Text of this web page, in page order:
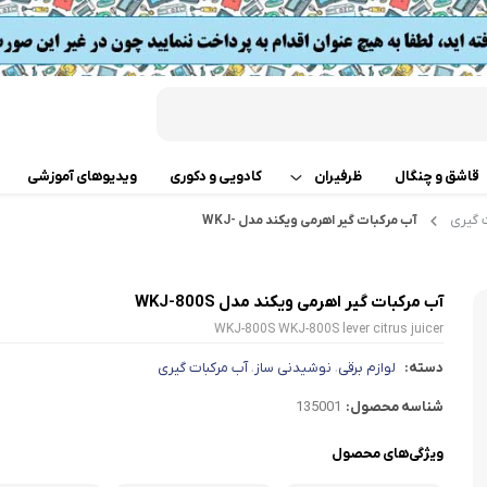
گوشت
خردکن
قاشق و چنگال ظرفیران
تابه دو دسته
ته چین پز
تابه های تک دسته دربدار
کادویی و دکوری ویدیوهای آموزشی
گیری
آب مرکبات گیر اهرمی ویکند مدل WKJ-
آب مرکبات گیر اهرمی ویکند مدل WKJ-800S
WKJ-800S WKJ-800S lever citrus juicer
دسته: لوازم برقی، نوشیدنی ساز،آب مرکبات گیری
شناسه محصول: 135001
ویژگی‌های محصول